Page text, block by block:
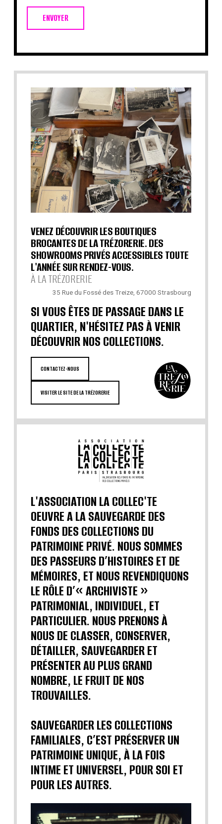
ENVOYER
VENEZ DÉCOUVRIR LES BOUTIQUES
BROCANTES DE LA TRÉZORERIE. DES
SHOWROOMS PRIVÉS ACCESSIBLES TOUTE
L'ANNÉE SUR RENDEZ-VOUS.
À LA TRÉZORERIE
35 Rue du Fossé des Treize, 67000 Strasbourg
SI VOUS ÊTES DE PASSAGE DANS LE
QUARTIER, N'HÉSITEZ PAS À VENIR
DÉCOUVRIR NOS COLLECTIONS.
CONTACTEZ-NOUS
VISITER LE SITE DE LA TRÉZORERIE
L'ASSOCIATION LA COLLEC'TE
OEUVRE A LA SAUVEGARDE DES
FONDS DES COLLECTIONS DU
PATRIMOINE PRIVÉ. NOUS SOMMES
DES PASSEURS D’HISTOIRES ET DE
MÉMOIRES, ET NOUS REVENDIQUONS
LE RÔLE D’« ARCHIVISTE »
PATRIMONIAL, INDIVIDUEL, ET
PARTICULIER. NOUS PRENONS À
NOUS DE CLASSER, CONSERVER,
DÉTAILLER, SAUVEGARDER ET
PRÉSENTER AU PLUS GRAND
NOMBRE, LE FRUIT DE NOS
TROUVAILLES.
SAUVEGARDER LES COLLECTIONS
FAMILIALES, C’EST PRÉSERVER UN
PATRIMOINE UNIQUE, À LA FOIS
INTIME ET UNIVERSEL, POUR SOI ET
POUR LES AUTRES.